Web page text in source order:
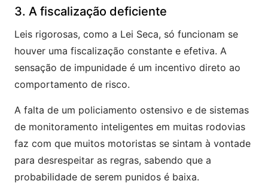
3. A fiscalização deficiente
Leis rigorosas, como a Lei Seca, só funcionam se
houver uma fiscalização constante e efetiva. A
sensação de impunidade é um incentivo direto ao
comportamento de risco.
A falta de um policiamento ostensivo e de sistemas
de monitoramento inteligentes em muitas rodovias
faz com que muitos motoristas se sintam à vontade
para desrespeitar as regras, sabendo que a
probabilidade de serem punidos é baixa.